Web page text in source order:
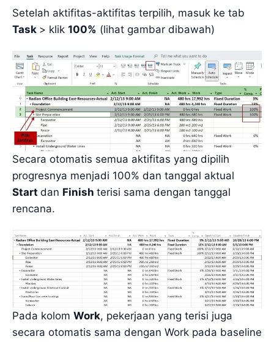
Setelah aktifitas-aktifitas terpilih, masuk ke tab
Task > klik 100% (lihat gambar dibawah)
Secara otomatis semua aktifitas yang dipilih
progresnya menjadi 100% dan tanggal aktual
Start dan Finish terisi sama dengan tanggal
rencana.
Pada kolom Work, pekerjaan yang terisi juga
secara otomatis sama dengan Work pada baseline